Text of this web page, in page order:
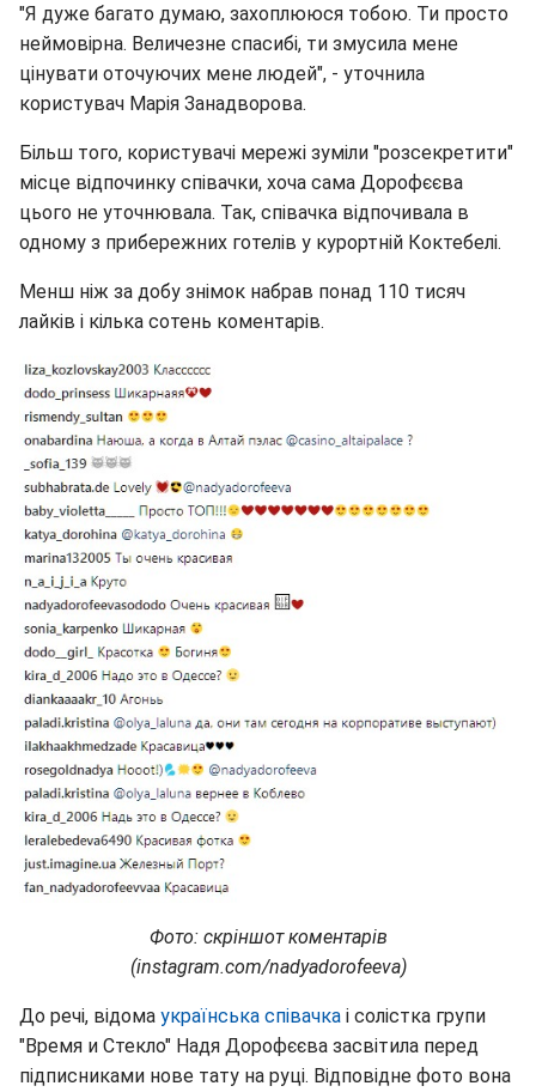
"Я дуже багато думаю, захоплююся тобою. Ти просто
неймовірна. Величезне спасибі, ти змусила мене
цінувати оточуючих мене людей", - уточнила
користувач Марія Занадворова.
Більш того, користувачі мережі зуміли "розсекретити"
місце відпочинку співачки, хоча сама Дорофєєва
цього не уточнювала. Так, співачка відпочивала в
одному з прибережних готелів у курортній Коктебелі.
Менш ніж за добу знімок набрав понад 110 тисяч
лайків і кілька сотень коментарів.
Фото: скріншот коментарів
(instagram.com/nadyadorofeeva)
До речі, відома українська співачка і солістка групи
"Время и Стекло" Надя Дорофєєва засвітила перед
підписниками нове тату на руці. Відповідне фото вона